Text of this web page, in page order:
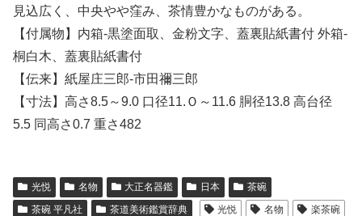
見込広く、中央やや窪み、茶情豊かなものがある。
【付属物】内箱-黒塗面取、金粉文字、蓋裏貼紙書付 外箱-
桐白木、蓋裏貼紙書付
【伝来】紙屋庄三郎-市田禰三郎
【寸法】高さ8.5～9.0 口径11.Ｏ～11.6 胴径13.8 高台径
5.5 同高さ0.7 重さ482
光悦 名物 大正名器鑑 日本
茶碗
茶碗 平凡社
茶道美術鑑賞辞典 光悦 名物
楽茶碗